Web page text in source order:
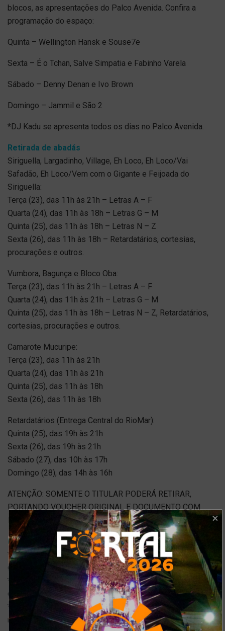
blocos, as apresentações do Palco Avenida. Confira a
programação do espaço:
Quinta – Wellington Hansk e Souse7e
Sexta – É o Tchan, Salve Simpatia e Fabinho Varela
Sábado – Denny Denan e Ivo Brown
Domingo – Jammil e São 2
*DJ Kadu se apresenta todos os dias no Palco Avenida.
Retirada de abadás
Siriguella, Largadinho, Village, Eh Loco, Eh Loco/Vai
Safadão, Eh Loco/Vem com o Gigante e Feijoada do
Siriguella:
Terça (23), das 11h às 21h – Letras A – F
Quarta (24), das 11h às 18h – Letras G – M
Quinta (25), das 11h às 18h – Letras N – Z
Sexta (26), das 11h às 18h – Retardatários, cortesias,
procurações e outros.
Vumbora, Bagunça e Bloco Oba:
Terça (23), das 11h às 21h – Letras A – F
Quarta (24), das 11h às 21h – Letras G – M
Quinta (25), das 11h às 18h – Letras N – Z, Retardatários,
cortesias, procurações e outros.
Camarote Mucuripe:
Terça (23), das 11h às 21h
Quarta (24), das 11h às 21h
Quinta (25), das 11h às 18h
Sexta (26), das 11h às 18h
Retardatários (Entrega Central do RioMar):
Quinta (25), das 19h às 21h
Sexta (26), das 19h às 21h
Sábado (27), das 10h às 17h
Domingo (28), das 14h às 16h
ATENÇÃO: SOMENTE O TITULAR PODERÁ RETIRAR,
PORTANDO VOUCHER ORIGINAL E DOCUMENTO COM
FOTO
Estrutura da Cidade Fortal
* Área de estacionamento para 10 mil veículos (6 mil para o
grande público e 4 mil para o setor de camarote);
* Área demarcada para transporte de aplicativos, para táxis
credenciados e vans alternativas;
*Linha de ônibus “Cidade Fortal” que sai a cada cinco
minutos do Terminal do Papicu para a Cidade Fortal; O